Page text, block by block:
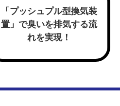
「プッシュプル型換気装
置」で臭いを排気する流
れを実現！